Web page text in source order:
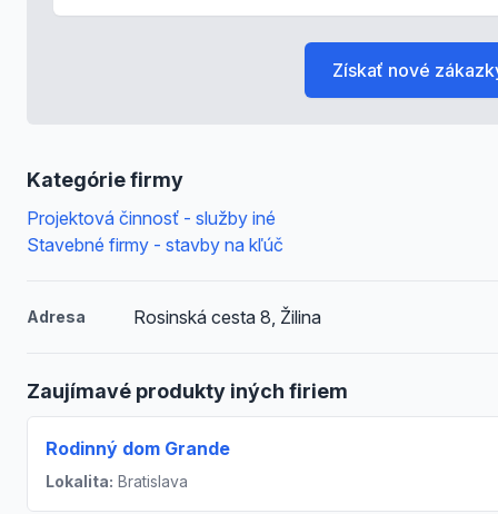
Kategórie firmy
Projektová činnosť - služby iné
Stavebné firmy - stavby na kľúč
Adresa Rosinská cesta 8, Žilina
Zaujímavé produkty iných firiem
Rodinný dom Grande
Lokalita: Bratislava
Získať nové